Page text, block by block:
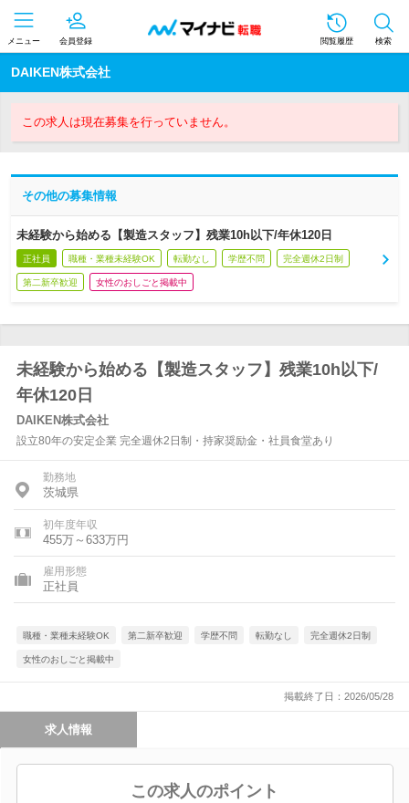
メニュー 会員登録 閲覧履歴 検索
DAIKEN株式会社
この求人は現在募集を行っていません。
その他の募集情報
未経験から始める【製造スタッフ】残業10h以下/年休120日
正社員 職種・業種未経験OK 転勤なし 学歴不問 完全週休2日制
第二新卒歓迎 女性のおしごと掲載中
未経験から始める【製造スタッフ】残業10h以下/
年休120日
DAIKEN株式会社
設立80年の安定企業 完全週休2日制・持家奨励金・社員食堂あり
勤務地
茨城県
初年度年収
455万～633万円
雇用形態
正社員
職種・業種未経験OK 第二新卒歓迎 学歴不問 転勤なし 完全週休2日制
女性のおしごと掲載中
掲載終了日：2026/05/28
求人情報
この求人のポイント